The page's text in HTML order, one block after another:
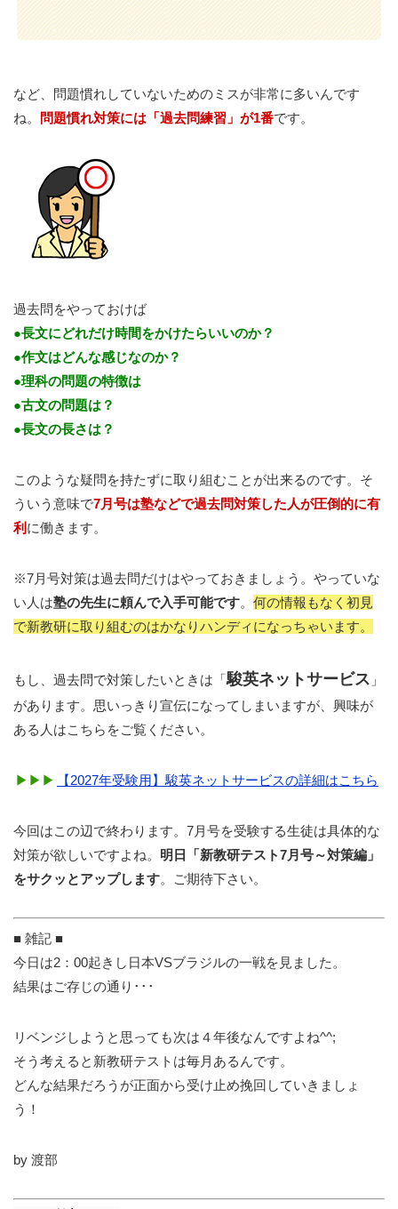
など、問題慣れしていないためのミスが非常に多いんです
ね。
問題慣れ対策には「過去問練習」が1番です。
過去問をやっておけば
●長文にどれだけ時間をかけたらいいのか？
●作文はどんな感じなのか？
●理科の問題の特徴は
●古文の問題は？
●長文の長さは？
このような疑問を持たずに取り組むことが出来るのです。そ
ういう意味で7月号は塾などで過去問対策した人が圧倒的に有
利 に働きます。
※7月号対策は過去問だけはやっておきましょう。やっていな
い人は塾の先生に頼んで入手可能です。 何の情報もなく初見
で新教研に取り組むのはかなりハンディになっちゃいます。
もし、過去問で対策したいときは「駿英ネットサービス 」
があります。思いっきり宣伝になってしまいますが、興味が
ある人はこちらをご覧ください。
【2027年受験用】駿英ネットサービスの詳細はこちら
今回はこの辺で終わります。7月号を受験する生徒は具体的な
対策が欲しいですよね。 明日「新教研テスト7月号～対策編」
をサクッとアップします。ご期待下さい。
■ 雑記 ■
今日は2：00起きし日本VSブラジルの一戦を見ました。
結果はご存じの通り･･･
リベンジしようと思っても次は４年後なんですよね^^;
そう考えると新教研テストは毎月あるんです。
どんな結果だろうが正面から受け止め挽回していきましょ
う！
by 渡部